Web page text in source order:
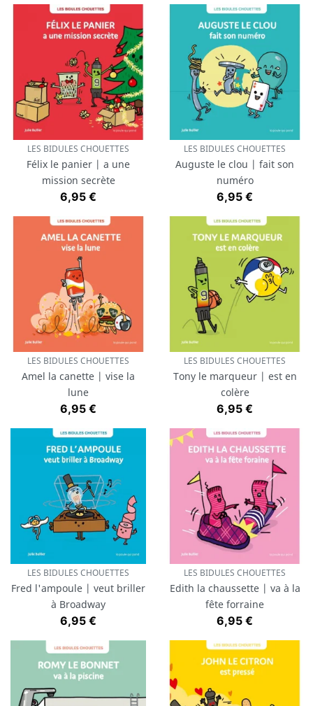
LES BIDULES CHOUETTES
Félix le panier | a une
mission secrète
Prix
6,95 €
LES BIDULES CHOUETTES
Auguste le clou | fait son
numéro
Prix
6,95 €
LES BIDULES CHOUETTES
Amel la canette | vise la
lune
Prix
6,95 €
LES BIDULES CHOUETTES
Tony le marqueur | est en
colère
Prix
6,95 €
LES BIDULES CHOUETTES
Fred l'ampoule | veut briller
à Broadway
Prix
6,95 €
LES BIDULES CHOUETTES
Edith la chaussette | va à la
fête forraine
Prix
6,95 €